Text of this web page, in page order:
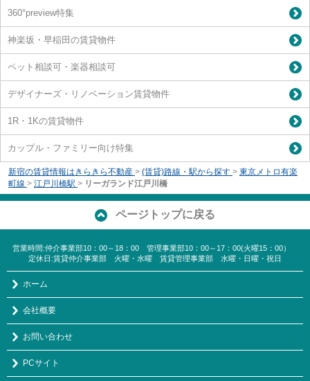
360°preview特集
神楽坂・早稲田の賃貸物件
ペット相談可・楽器相談可
デザイナーズ・リノベーション賃貸物件
1R・1Kの賃貸物件
カップル・ファミリー向け特集
新宿の賃貸情報はきらきら不動産 > (賃貸)路線・駅から探す > 東京メトロ有楽
町線 > 江戸川橋駅 > リーガランド江戸川橋
ページトップに戻る
営業時間:仲介事業部10：00～18：00 管理事業部10：00～17：00(火曜15：00）
定休日:賃貸仲介事業部 火曜・水曜 賃貸管理事業部 水曜・日曜・祝日
ホーム
会社概要
お問い合わせ
PCサイト